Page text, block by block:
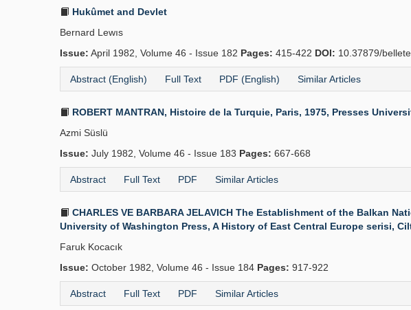
Hukûmet and Devlet
Bernard Lewıs
Issue: April 1982, Volume 46 - Issue 182 Pages: 415-422 DOI: 10.37879/
Abstract (English) Full Text PDF (English) Similar Articles
ROBERT MANTRAN, Histoire de la Turquie, Paris, 1975, Presses
Azmi Süslü
Issue: July 1982, Volume 46 - Issue 183 Pages: 667-668
Abstract Full Text PDF Similar Articles
CHARLES VE BARBARA JELAVICH The Establishment of the Balkan
University of Washington Press, A History of East Central Europe serisi, Cilt
Faruk Kocacık
Issue: October 1982, Volume 46 - Issue 184 Pages: 917-922
Abstract Full Text PDF Similar Articles